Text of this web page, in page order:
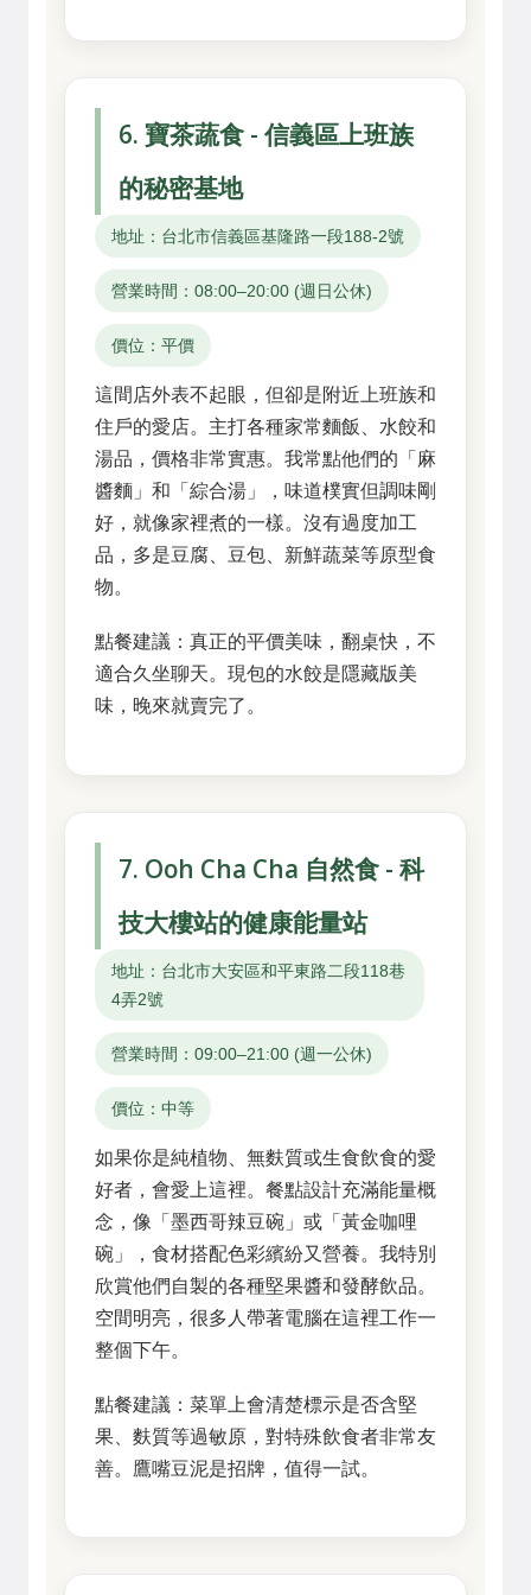
6. 寶茶蔬食 - 信義區上班族
的秘密基地
地址：台北市信義區基隆路一段188-2號
營業時間：08:00–20:00 (週日公休)
價位：平價
這間店外表不起眼，但卻是附近上班族和
住戶的愛店。主打各種家常麵飯、水餃和
湯品，價格非常實惠。我常點他們的「麻
醬麵」和「綜合湯」，味道樸實但調味剛
好，就像家裡煮的一樣。沒有過度加工
品，多是豆腐、豆包、新鮮蔬菜等原型食
物。
點餐建議：真正的平價美味，翻桌快，不
適合久坐聊天。現包的水餃是隱藏版美
味，晚來就賣完了。
7. Ooh Cha Cha 自然食 - 科
技大樓站的健康能量站
地址：台北市大安區和平東路二段118巷
4弄2號
營業時間：09:00–21:00 (週一公休)
價位：中等
如果你是純植物、無麩質或生食飲食的愛
好者，會愛上這裡。餐點設計充滿能量概
念，像「墨西哥辣豆碗」或「黃金咖哩
碗」，食材搭配色彩繽紛又營養。我特別
欣賞他們自製的各種堅果醬和發酵飲品。
空間明亮，很多人帶著電腦在這裡工作一
整個下午。
點餐建議：菜單上會清楚標示是否含堅
果、麩質等過敏原，對特殊飲食者非常友
善。鷹嘴豆泥是招牌，值得一試。